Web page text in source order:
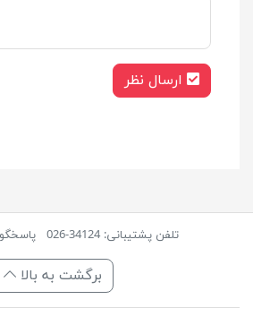
ارسال نظر
تلفن پشتیبانی: 34124-026
برگشت به بالا